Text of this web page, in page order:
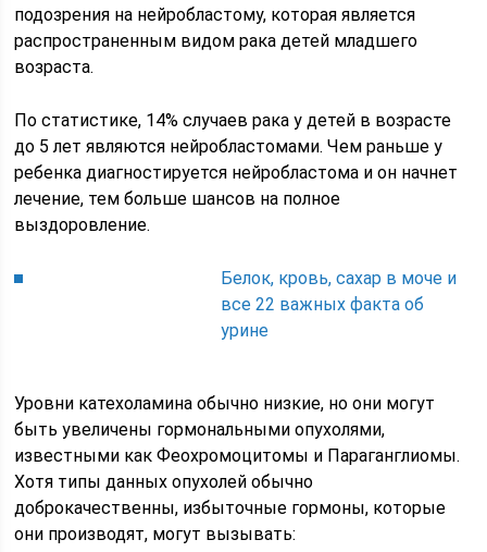
подозрения на нейробластому, которая является
распространенным видом рака детей младшего
возраста.
По статистике, 14% случаев рака у детей в возрасте
до 5 лет являются нейробластомами. Чем раньше у
ребенка диагностируется нейробластома и он начнет
лечение, тем больше шансов на полное
выздоровление.
Белок, кровь, сахар в моче и
все 22 важных факта об
урине
Уровни катехоламина обычно низкие, но они могут
быть увеличены гормональными опухолями,
известными как Феохромоцитомы и Параганглиомы.
Хотя типы данных опухолей обычно
доброкачественны, избыточные гормоны, которые
они производят, могут вызывать: